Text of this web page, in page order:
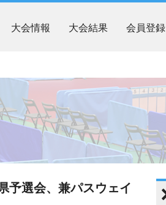
大会情報 大会結果 会員登録
予選会、兼パスウェイ